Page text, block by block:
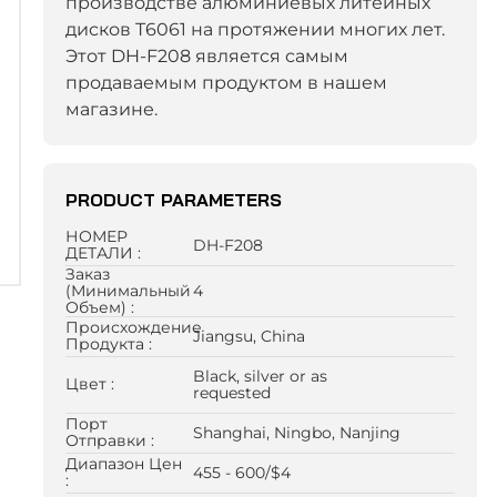
дисков T6061 на протяжении многих лет.
Этот DH-F208 является самым
продаваемым продуктом в нашем
магазине.
PRODUCT PARAMETERS
НОМЕР
ДЕТАЛИ :
DH-F208
Заказ
(минимальный
Объем) :
4
Происхождение
Продукта :
Jiangsu, China
Цвет :
Black, silver or as
requested
Порт
Отправки :
Shanghai, Ningbo, Nanjing
Диапазон Цен
:
455 - 600/$4